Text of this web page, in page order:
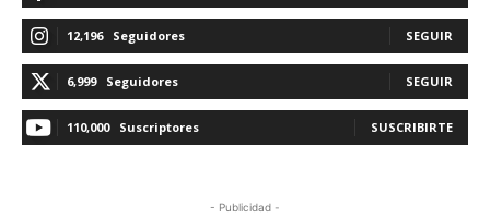
12,196 Seguidores SEGUIR
6,999 Seguidores SEGUIR
110,000 Suscriptores SUSCRIBIRTE
- Publicidad -